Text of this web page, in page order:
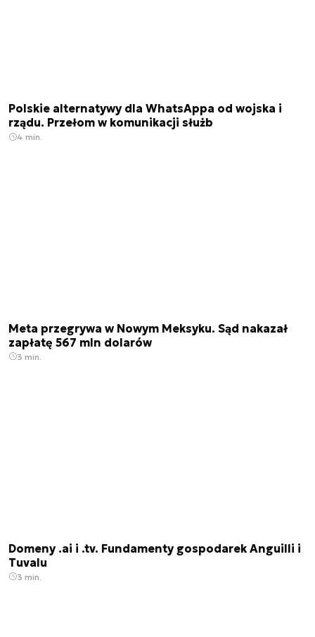
Polskie alternatywy dla WhatsAppa od wojska i
rządu. Przełom w komunikacji służb
4 min.
Meta przegrywa w Nowym Meksyku. Sąd nakazał
zapłatę 567 mln dolarów
3 min.
Domeny .ai i .tv. Fundamenty gospodarek Anguilli i
Tuvalu
3 min.